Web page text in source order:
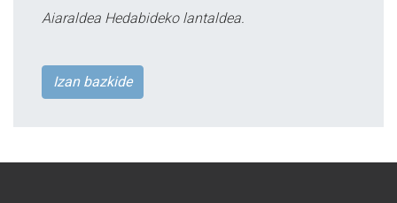
Aiaraldea Hedabideko lantaldea.
Izan bazkide